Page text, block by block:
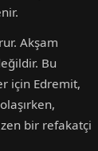
Akşam
Bu
için Edremit,
bir refakatçi